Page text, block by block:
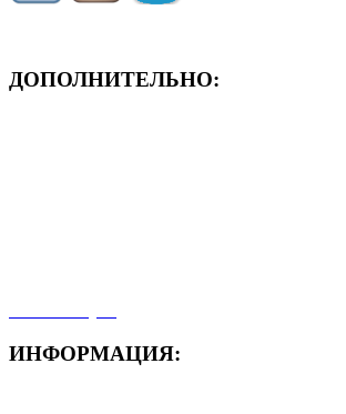
ДОПОЛНИТЕЛЬНО:
ИНФОРМАЦИЯ: